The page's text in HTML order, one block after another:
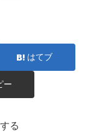
はてブ
ー
る